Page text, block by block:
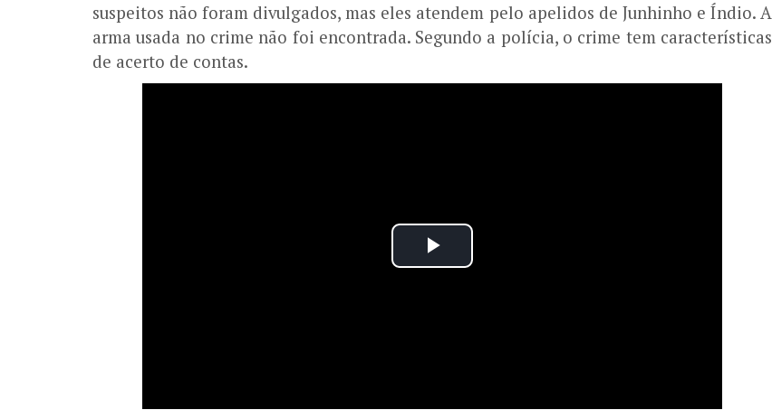
suspeitos não foram divulgados, mas eles atendem pelo apelidos de Junhinho e Índio. A
arma usada no crime não foi encontrada. Segundo a polícia, o crime tem características
de acerto de contas.